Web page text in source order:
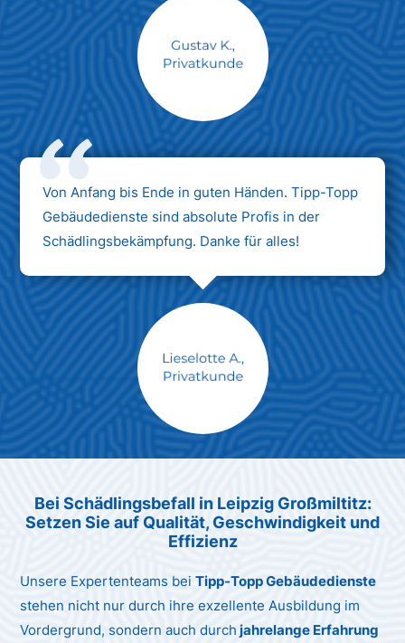
Max Mustermann
Unternehmen AG
Von Anfang bis Ende in guten Händen. Tipp-Topp
Gebäudedienste sind absolute Profis in der
Schädlingsbekämpfung. Danke für alles!
Max Mustermann
Bei Schädlingsbefall in Leipzig Großmiltitz:
Setzen Sie auf Qualität, Geschwindigkeit und
Effizienz
Unsere Expertenteams beiTipp-Topp Gebäudedienste
stehen nicht nur durch ihre exzellente Ausbildung im
Vordergrund, sondern auch durch jahrelange Erfahrung